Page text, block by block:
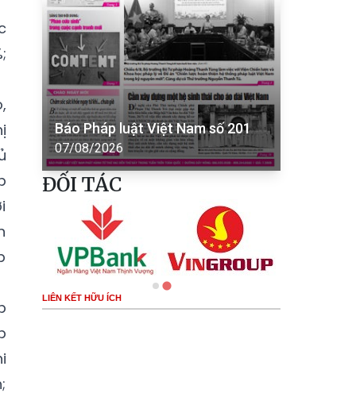
Báo Pháp luật Việt Nam số 201
07/08/2026
ĐỐI TÁC
LIÊN KẾT HỮU ÍCH